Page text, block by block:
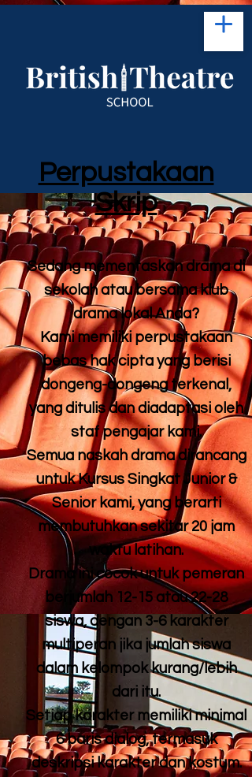
Perpustakaan
Skrip
Sedang mementaskan drama di
sekolah atau bersama klub
drama lokal Anda?
Kami memiliki perpustakaan
bebas hak cipta yang berisi
dongeng-dongeng terkenal,
yang ditulis dan diadaptasi oleh
staf pengajar kami.
Semua naskah drama dirancang
untuk Kursus Singkat Junior &
Senior kami, yang berarti
membutuhkan sekitar 20 jam
waktu latihan.
Drama ini cocok untuk pemeran
berjumlah 12-15 atau 22-28
siswa, dengan 3-6 karakter
multiperan jika jumlah siswa
dalam kelompok kurang/lebih
dari itu.
Setiap karakter memiliki minimal
6 baris dialog, termasuk
deskripsi karakter dan kostum.